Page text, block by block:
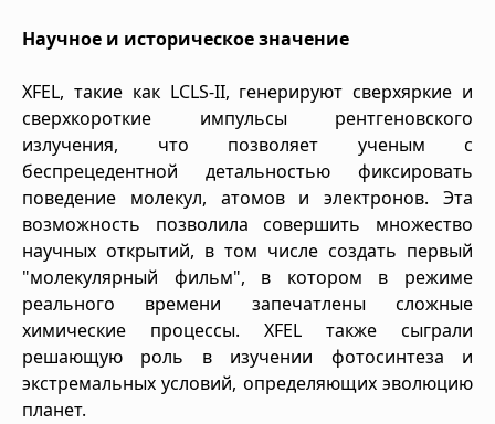
Научное и историческое значение
XFEL, такие как LCLS-II, генерируют сверхяркие и
сверхкороткие импульсы рентгеновского
излучения, что позволяет ученым с
беспрецедентной детальностью фиксировать
поведение молекул, атомов и электронов. Эта
возможность позволила совершить множество
научных открытий, в том числе создать первый
"молекулярный фильм", в котором в режиме
реального времени запечатлены сложные
химические процессы. XFEL также сыграли
решающую роль в изучении фотосинтеза и
экстремальных условий, определяющих эволюцию
планет.